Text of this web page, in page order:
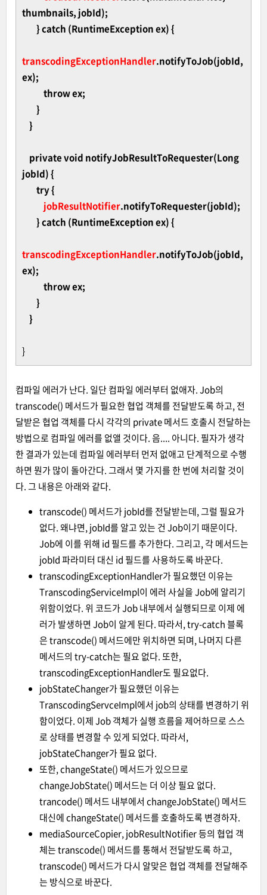
thumbnails, jobId);
} catch (RuntimeException ex) {
transcodingExceptionHandler.notifyToJob(jobId,
ex);
throw ex;
}
}
private void notifyJobResultToRequester(Long
jobId) {
try {
jobResultNotifier.notifyToRequester(jobId);
} catch (RuntimeException ex) {
transcodingExceptionHandler.notifyToJob(jobId,
ex);
throw ex;
}
}
}
컴파일 에러가 난다. 일단 컴파일 에러부터 없애자. Job의
transcode() 메서드가 필요한 협업 객체를 전달받도록 하고, 전
달받은 협업 객체를 다시 각각의 private 메서드 호출시 전달하는
방법으로 컴파일 에러를 없앨 것이다. 음.... 아니다. 필자가 생각
한 결과가 있는데 컴파일 에러부터 먼저 없애고 단계적으로 수행
하면 뭔가 많이 돌아간다. 그래서 몇 가지를 한 번에 처리할 것이
다. 그 내용은 아래와 같다.
transcode() 메서드가 jobId를 전달받는데, 그럴 필요가
없다. 왜냐면, jobId를 알고 있는 건 Job이기 때문이다.
Job에 이를 위해 id 필드를 추가한다. 그리고, 각 메서드는
jobId 파라미터 대신 id 필드를 사용하도록 바꾼다.
transcodingExceptionHandler가 필요했던 이유는
TranscodingServiceImpl이 에러 사실을 Job에 알리기
위함이었다. 위 코드가 Job 내부에서 실행되므로 이제 에
러가 발생하면 Job이 알게 된다. 따라서, try-catch 블록
은 transcode() 메서드에만 위치하면 되며, 나머지 다른
메서드의 try-catch는 필요 없다. 또한,
transcodingExceptionHandler도 필요없다.
jobStateChanger가 필요했던 이유는
TranscodingServceImpl에서 job의 상태를 변경하기 위
함이었다. 이제 Job 객체가 실행 흐름을 제어하므로 스스
로 상태를 변경할 수 있게 되었다. 따라서,
jobStateChanger가 필요 없다.
또한, changeState() 메서드가 있으므로
changeJobState() 메서드는 더 이상 필요 없다.
trancode() 메서드 내부에서 changeJobState() 메서드
대신에 changeState() 메서드를 호출하도록 변경하자.
mediaSourceCopier, jobResultNotifier 등의 협업 객
체는 transcode() 메서드를 통해서 전달받도록 하고,
transcode() 메서드가 다시 알맞은 협업 객체를 전달해주
는 방식으로 바꾼다.